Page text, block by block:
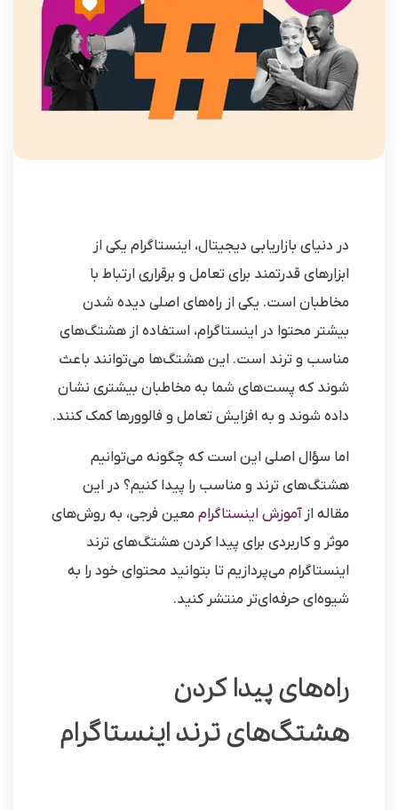
در دنیای بازاریابی دیجیتال، اینستاگرام یکی از
ابزارهای قدرتمند برای تعامل و برقراری ارتباط با
مخاطبان است. یکی از راه‌های اصلی دیده شدن
بیشتر محتوا در اینستاگرام، استفاده از هشتگ‌های
مناسب و ترند است. این هشتگ‌ها می‌توانند باعث
شوند که پست‌های شما به مخاطبان بیشتری نشان
داده شوند و به افزایش تعامل و فالوورها کمک کنند.
اما سؤال اصلی این است که چگونه می‌توانیم
هشتگ‌های ترند و مناسب را پیدا کنیم؟ در این
مقاله ازآموزش اینستاگرام معین فرجی، به روش‌های
موثر و کاربردی برای پیدا کردن هشتگ‌های ترند
اینستاگرام می‌پردازیم تا بتوانید محتوای خود را به
شیوه‌ای حرفه‌ای‌تر منتشر کنید.
راه‌های پیدا کردن
هشتگ‌های ترند اینستاگرام